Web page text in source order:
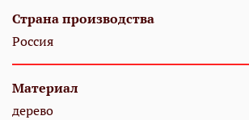
Страна производства
Россия
Материал
дерево